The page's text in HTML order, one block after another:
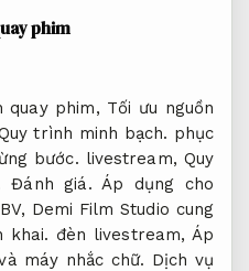
phim
quay phim, Tối ưu nguồn
trình minh bạch. phục
bước. livestream, Quy
Đánh giá. Áp dụng cho
Demi Film Studio cung
khai. đèn livestream, Áp
máy nhắc chữ. Dịch vụ